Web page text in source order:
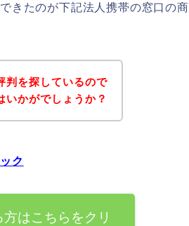
きたのが下記法人携帯の窓口の商
判を探しているので
いかがでしょうか？
ク
はこちらをクリ